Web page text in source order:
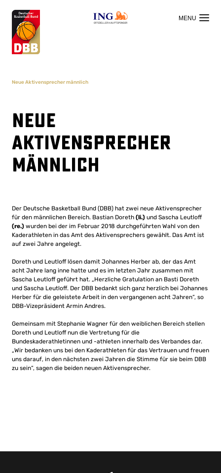
OFFIZIELLER HAUPTSPONSOR
Neue Aktivensprecher männlich
Neue
Aktivensprecher
männlich
Der Deutsche Basketball Bund (DBB) hat zwei neue Aktivensprecher
für den männlichen Bereich. Bastian Doreth (li.) und Sascha Leutloff
(re.) wurden bei der im Februar 2018 durchgeführten Wahl von den
Kaderathleten in das Amt des Aktivensprechers gewählt. Das Amt ist
auf zwei Jahre angelegt.
Doreth und Leutloff lösen damit Johannes Herber ab, der das Amt
acht Jahre lang inne hatte und es im letzten Jahr zusammen mit
Sascha Leutloff geführt hat. „Herzliche Gratulation an Basti Doreth
und Sascha Leutloff. Der DBB bedankt sich ganz herzlich bei Johannes
Herber für die geleistete Arbeit in den vergangenen acht Jahren“, so
DBB-Vizepräsident Armin Andres.
Gemeinsam mit Stephanie Wagner für den weiblichen Bereich stellen
Doreth und Leutloff nun die Vertretung für die
Bundeskaderathletinnen und -athleten innerhalb des Verbandes dar.
„Wir bedanken uns bei den Kaderathleten für das Vertrauen und freuen
uns darauf, in den nächsten zwei Jahren die Stimme für sie beim DBB
zu sein“, sagen die beiden neuen Aktivensprecher.